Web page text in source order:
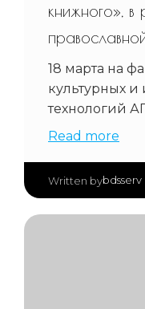
книжного»,
18 марта на
культурных
технологий
Read more
Written bybdsserv